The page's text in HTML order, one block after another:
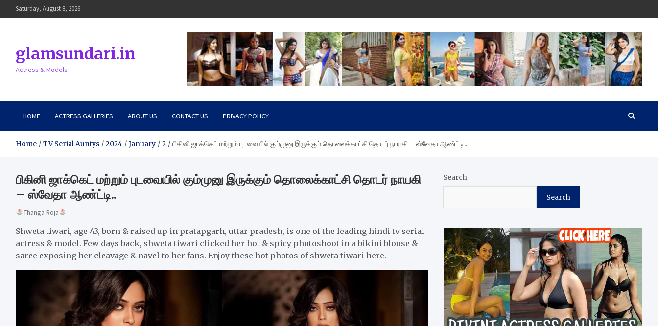
to
Saturday, August 8, 2026
glamsundari.in
Actress & Models
HOME ACTRESS GALLERIES ABOUT US CONTACT US PRIVACY POLICY
Home TV Serial Auntys 2024 January 2 பிகினி ஜாக்கெட் மற்றும் புடவையில் கும்முனு இருக்கும் தொலைக்காட்சி தொடர் நாயகி – ஸ்வேதா ஆண்ட்டி..
பிகினி ஜாக்கெட் மற்றும் புடவையில் கும்முனு இருக்கும் தொலைக்காட்சி தொடர் நாயகி
– ஸ்வேதா ஆண்ட்டி..
Thanga Roja
Shweta tiwari, age 43, born & raised up in pratapgarh, uttar pradesh, is one of the leading hindi tv serial
actress & model. Few days back, shweta tiwari clicked her hot & spicy photoshoot in a bikini blouse &
saree exposing her cleavage & navel to her fans. Enjoy these hot photos of shweta tiwari here.
Search
Search